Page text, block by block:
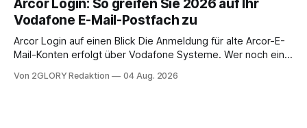
Ihr personal digital zu organisieren. In diesem Leitfaden
erfahren Sie alles, was Sie für einen reibungslosen Einstieg
brauchen, von der Registrierung
Arcor Login: So greifen Sie 2026 auf Ihr
Vodafone E-Mail-Postfach zu
Arcor Login auf einen Blick Die Anmeldung für alte Arcor-E-
Mail-Konten erfolgt über Vodafone Systeme. Wer noch eine
besitzt, loggt sich heute über das Vodafone E-Mail & Cloud
Von 2GLORY Redaktion 04 Aug. 2026